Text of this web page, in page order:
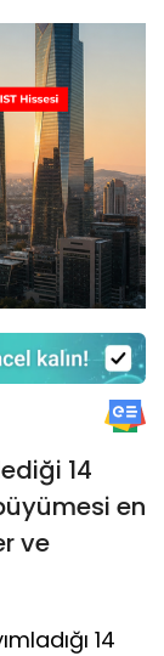
14
en
ve
14